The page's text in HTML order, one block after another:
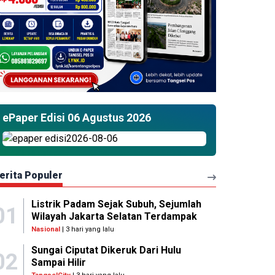
ePaper Edisi 06 Agustus 2026
Populer
Listrik Padam Sejak Subuh, Sejumlah
Wilayah Jakarta Selatan Terdampak
Nasional | 3 hari yang lalu
Sungai Ciputat Dikeruk Dari Hulu
Sampai Hilir